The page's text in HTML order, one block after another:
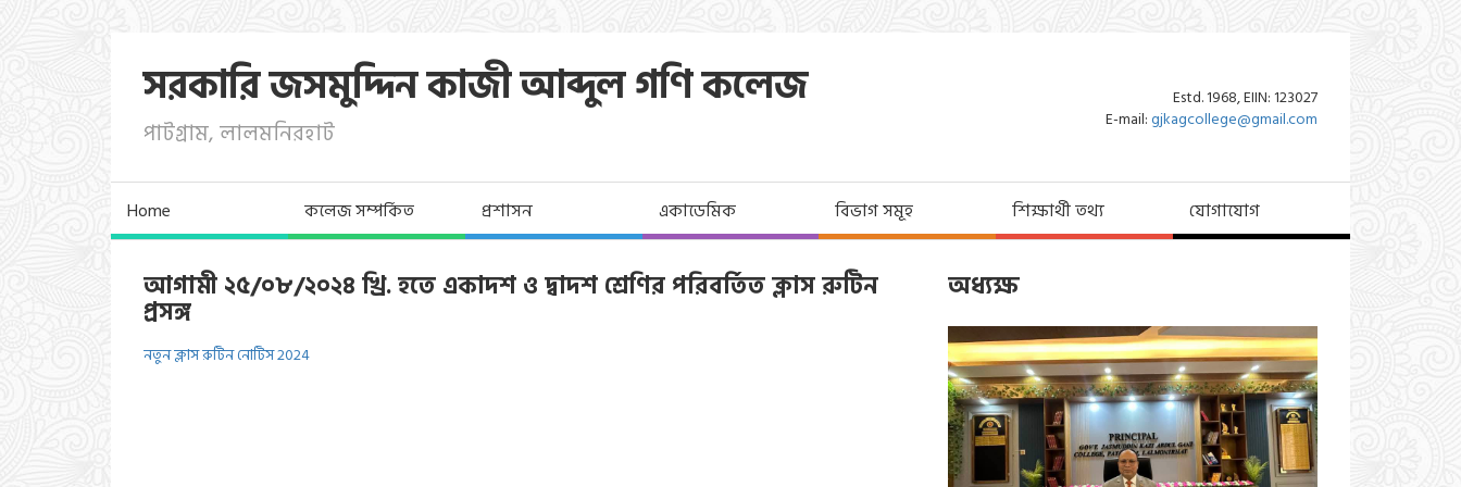
সরকারি জসমুদ্দিন কাজী আব্দুল গণি কলেজ
পাটগ্রাম, লালমনিরহাট
Estd. 1968, EIIN: 123027
E-mail:gjkagcollege@gmail.com
Home কলেজ সম্পর্কিত প্রশাসন একাডেমিক বিভাগ সমূহ শিক্ষার্থী তথ্য যোগাযোগ
আগামী ২৫/০৮/২০২৪ খ্রি. হতে একাদশ ও দ্বাদশ শ্রেণির পরিবর্তিত ক্লাস রুটিন
প্রসঙ্গ
নতুন ক্লাস রুটিন নোটিস 2024
অধ্যক্ষ